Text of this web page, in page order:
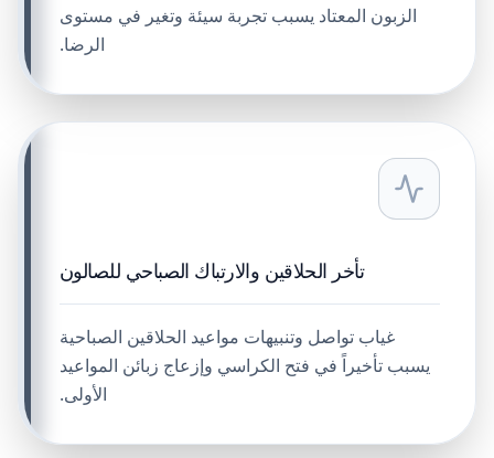
الزبون المعتاد يسبب تجربة سيئة وتغير في مستوى
الرضا.
تأخر الحلاقين والارتباك الصباحي للصالون
غياب تواصل وتنبيهات مواعيد الحلاقين الصباحية
يسبب تأخيراً في فتح الكراسي وإزعاج زبائن المواعيد
الأولى.